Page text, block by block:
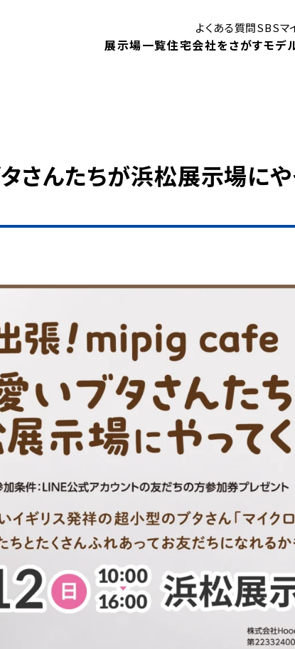
展示場一覧住宅会社をさがすモデ
や、
モデルハウス
よくある質問SBSマ
んたちが浜松展示場にや